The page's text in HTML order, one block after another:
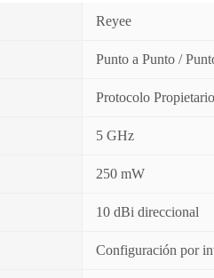
Reyee
Punto a Punto /
Protocolo Propietario
5 GHz
250 mW
10 dBi direccional
Configuración por